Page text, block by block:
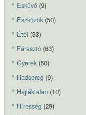
Esküvő (9)
Eszközök(50)
Étel (33)
Fárasztó (63)
Gyerek(50)
Hadsereg (9)
Hajléktalan (10)
Híresség (29)